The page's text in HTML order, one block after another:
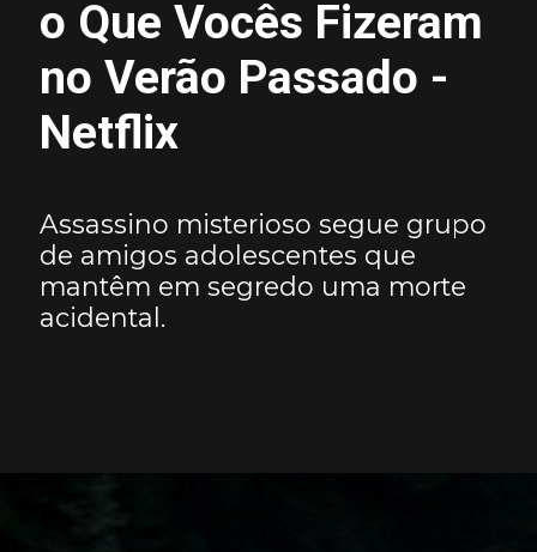
Assassino misterioso segue grupo
de amigos adolescentes que
mantêm em segredo uma morte
acidental.
o Que Vocês Fizeram
no Verão Passado -
Netflix